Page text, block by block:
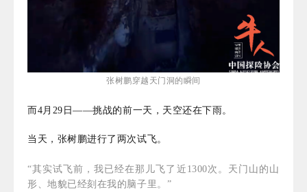
张树鹏穿越天门洞的瞬间
而4月29日——挑战的前一天，天空还在下雨。
当天，张树鹏进行了两次试飞。
“其实试飞前，我已经在那儿飞了近1300次。天门山的山
形、地貌已经刻在我的脑子里。”